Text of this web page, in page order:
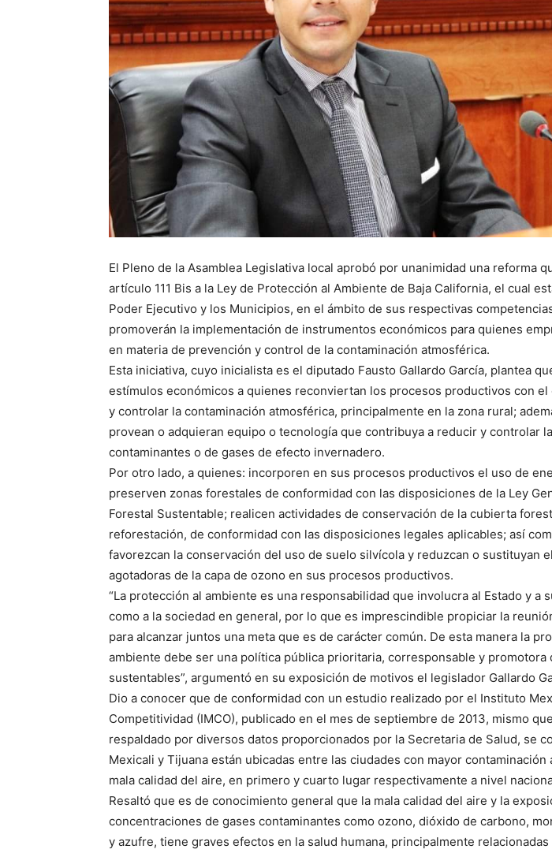
El Pleno de la Asamblea Legislativa local aprobó por unanimidad una reforma
artículo 111 Bis a la Ley de Protección al Ambiente de Baja California, el cual
Poder Ejecutivo y los Municipios, en el ámbito de sus respectivas
promoverán la implementación de instrumentos económicos para quienes
en materia de prevención y control de la contaminación atmosférica.
Esta iniciativa, cuyo inicialista es el diputado Fausto Gallardo García, plantea
estímulos económicos a quienes reconviertan los procesos productivos con
y controlar la contaminación atmosférica, principalmente en la zona rural;
provean o adquieran equipo o tecnología que contribuya a reducir y controlar
contaminantes o de gases de efecto invernadero.
Por otro lado, a quienes: incorporen en sus procesos productivos el uso de
preserven zonas forestales de conformidad con las disposiciones de la Ley
Forestal Sustentable; realicen actividades de conservación de la cubierta
reforestación, de conformidad con las disposiciones legales aplicables; así
favorezcan la conservación del uso de suelo silvícola y reduzcan o sustituyan
agotadoras de la capa de ozono en sus procesos productivos.
“La protección al ambiente es una responsabilidad que involucra al Estado y a
como a la sociedad en general, por lo que es imprescindible propiciar la
para alcanzar juntos una meta que es de carácter común. De esta manera la
ambiente debe ser una política pública prioritaria, corresponsable y promotora
sustentables”, argumentó en su exposición de motivos el legislador Gallardo
Dio a conocer que de conformidad con un estudio realizado por el Instituto
Competitividad (IMCO), publicado en el mes de septiembre de 2013, mismo
respaldado por diversos datos proporcionados por la Secretaria de Salud, se
Mexicali y Tijuana están ubicadas entre las ciudades con mayor contaminación
mala calidad del aire, en primero y cuarto lugar respectivamente a nivel
Resaltó que es de conocimiento general que la mala calidad del aire y la
concentraciones de gases contaminantes como ozono, dióxido de carbono,
y azufre, tiene graves efectos en la salud humana, principalmente